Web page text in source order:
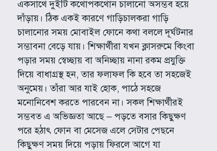
একসাথে দুইটি কথোপকথোন চালানো অসম্ভব হয়ে
দাঁড়ায়। ঠিক একই কারণে গাড়িচালকরা গাড়ি
চালানোর সময় মোবাইল ফোনে কথা বললে দূর্ঘটনার
সম্ভাবনা বেড়ে যায়। শিক্ষার্থীরা যখন ক্লাসরুমে কিংবা
পড়ার সময় স্বেচ্ছায় বা অনিচ্ছায় নানা রকম প্রযুক্তি
দিয়ে বাধাগ্রস্থ হন, তার ফলাফল কি হবে তা সহজেই
অনুমেয়। তাঁরা আর যাই হোক, পাঠে সহজে
মনোনিবেশ করতে পারবেন না। সকল শিক্ষার্থীরই
সম্ভবত এ অভিজ্ঞতা আছে – পড়তে বসার কিছুক্ষণ
পরে হঠাৎ ফোন বা মেসেজ এলে সেটার পেছনে
কিছুক্ষণ সময় দিয়ে পড়ায় ফিরলে আগে যা